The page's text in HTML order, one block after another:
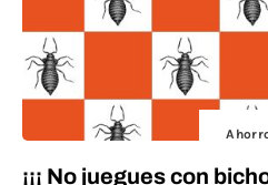
¡¡¡ No juegues con